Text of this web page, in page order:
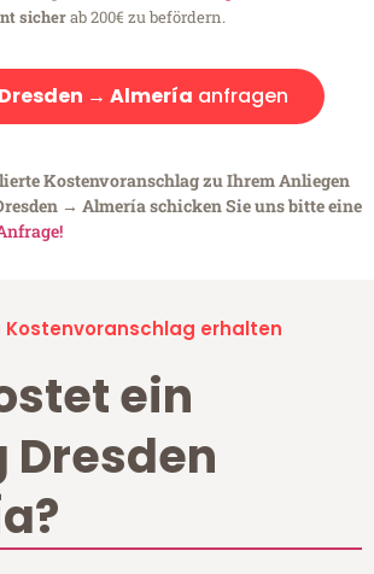
sicherab 200€ zu befördern.
Dresden → Almería anfragen
Kostenvoranschlag zu Ihrem Anliegen
→ Almería schicken Sie uns bitte eine
Kostenvoranschlag erhalten
ein
Dresden